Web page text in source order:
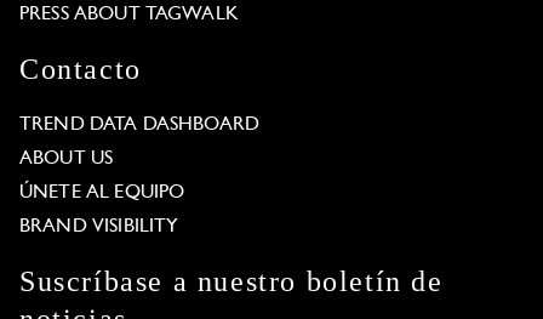
PRESS ABOUT TAGWALK
Contacto
TREND DATA DASHBOARD
ABOUT US
ÚNETE AL EQUIPO
BRAND VISIBILITY
Suscríbase a nuestro boletín de